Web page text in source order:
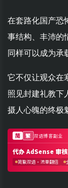
在套路化国产恐
事结构、丰沛的
同样可以成为承
它不仅让观众在
照见封建礼教下
摄人心魄的终极